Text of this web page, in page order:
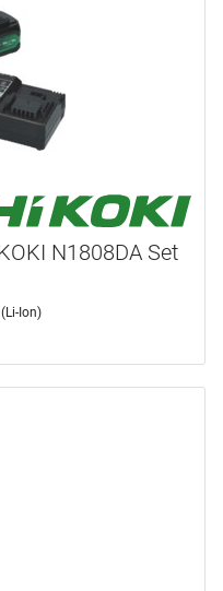
N1808DA Set
Ion)